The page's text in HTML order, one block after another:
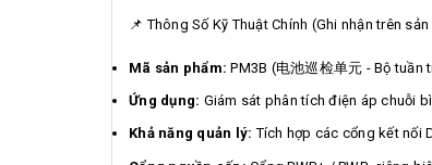
📌 Thông Số Kỹ Thuật Chính (Ghi nhận trên
Mã sản phẩm: PM3B (电池巡检单元 - Bộ
Ứng dụng: Giám sát phân tích điện áp chuỗi
Khả năng quản lý: Tích hợp các cổng kết nối